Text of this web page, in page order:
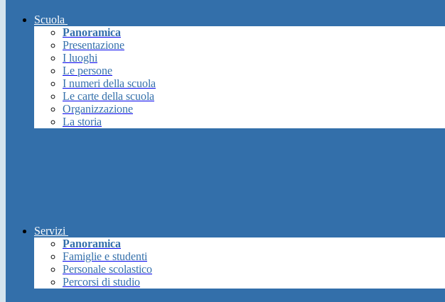
Scuola
Panoramica
Presentazione
I luoghi
Le persone
I numeri della scuola
Le carte della scuola
Organizzazione
La storia
Servizi
Panoramica
Famiglie e studenti
Personale scolastico
Percorsi di studio